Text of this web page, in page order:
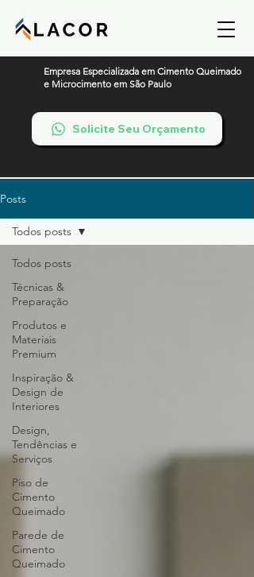
Empresa Especializada em Cimento Queimado
e Microcimento em São Paulo
Solicite Seu Orçamento
Posts
Todos posts
Técnicas &
Preparação
Produtos e
Materiais
Premium
Inspiração &
Design de
Interiores
Design,
Tendências e
Serviços
Piso de
Cimento
Queimado
Parede de
Cimento
Queimado
Todos posts